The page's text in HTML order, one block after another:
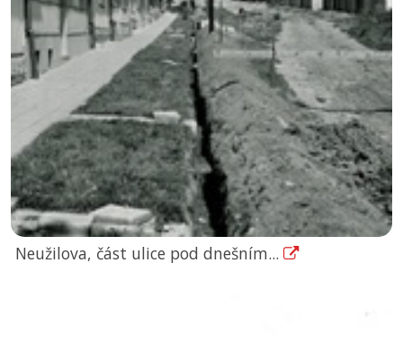
Neužilova, část ulice pod dnešním...